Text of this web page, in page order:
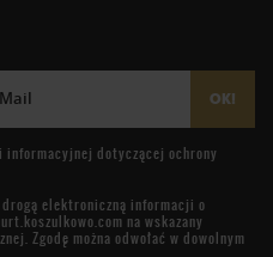
Mail OK!
informacyjnej dotyczącej ochrony
drogą elektroniczną informacji o
na wskazany
Zgodę można odwołać w dowolnym